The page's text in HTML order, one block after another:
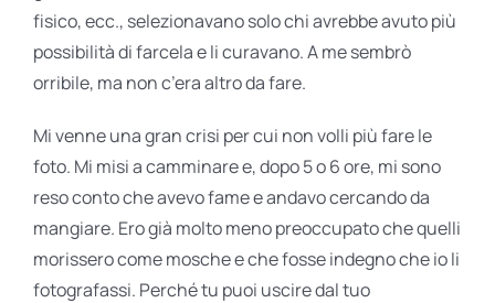
fisico, ecc., selezionavano solo chi avrebbe avuto più
possibilità di farcela e li curavano. A me sembrò
orribile, ma non c’era altro da fare.
Mi venne una gran crisi per cui non volli più fare le
foto. Mi misi a camminare e, dopo 5 o 6 ore, mi sono
reso conto che avevo fame e andavo cercando da
mangiare. Ero già molto meno preoccupato che quelli
morissero come mosche e che fosse indegno che io li
fotografassi. Perché tu puoi uscire dal tuo